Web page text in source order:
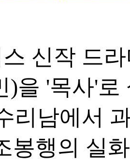
신작 드
)을 '목사'
리남에서
봉행의 실